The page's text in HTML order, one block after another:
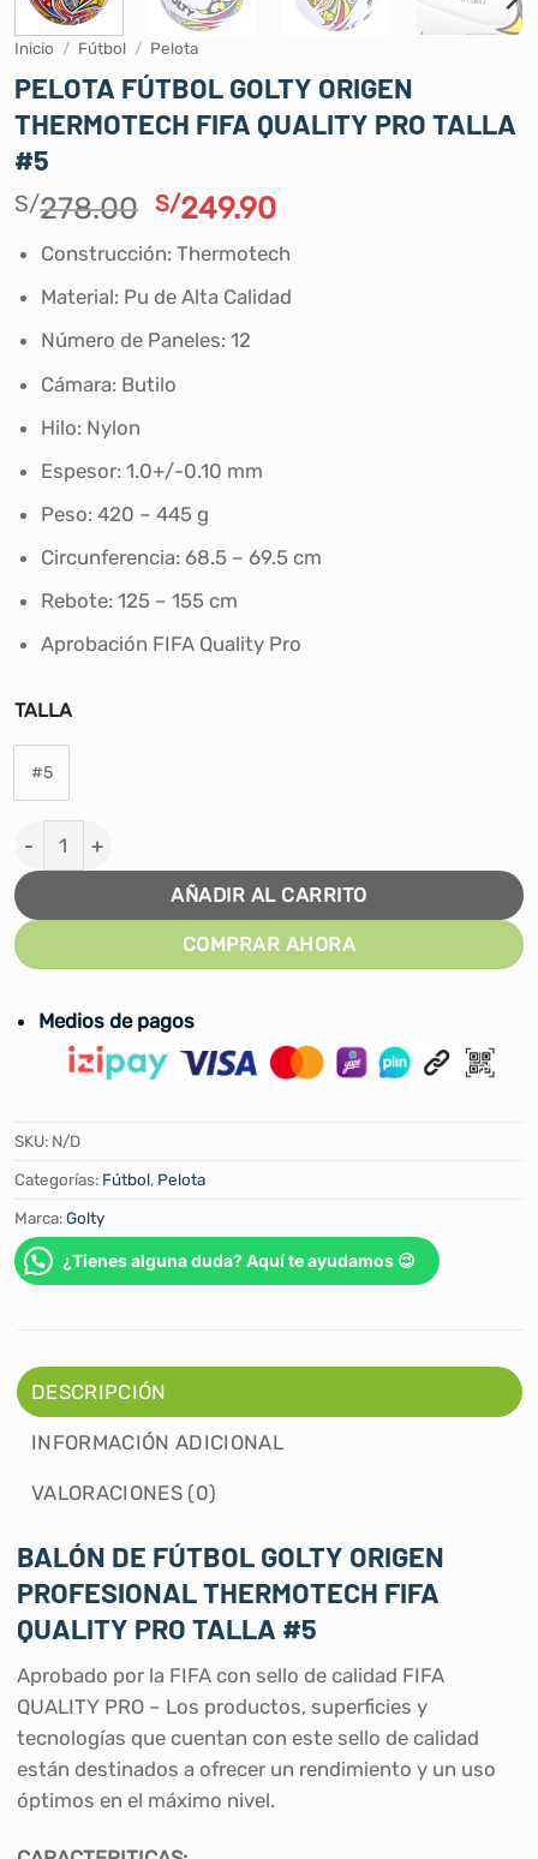
Inicio / Fútbol / Pelota
PELOTA FÚTBOL GOLTY ORIGEN
THERMOTECH FIFA QUALITY PRO TALLA
#5
S/278.00 El
original
era:
S/278.00.
S/249.90El
actual
es:
Construcción: Thermotech
Material: Pu de Alta Calidad
Número de Paneles: 12
Cámara: Butilo
Hilo: Nylon
Espesor: 1.0+/-0.10 mm
Peso: 420 – 445 g
Circunferencia: 68.5 – 69.5 cm
Rebote: 125 – 155 cm
Aprobación FIFA Quality Pro
TALLA
#5
PELOTA FÚTBOL GOLTY ORIGEN THERMOTECH FIFA
AÑADIR AL CARRITO
COMPRAR AHORA
Medios de pagos
SKU: N/D
Categorías: Fútbol, Pelota
Marca:Golty
¿Tienes alguna duda? Aquí te ayudamos 😉
DESCRIPCIÓN
INFORMACIÓN ADICIONAL
VALORACIONES (0)
BALÓN DE FÚTBOL GOLTY ORIGEN
PROFESIONAL THERMOTECH FIFA
QUALITY PRO TALLA #5
Aprobado por la FIFA con sello de calidad FIFA
QUALITY PRO – Los productos, superficies y
tecnologías que cuentan con este sello de calidad
están destinados a ofrecer un rendimiento y un uso
óptimos en el máximo nivel.